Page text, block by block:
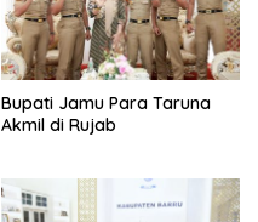
Bupati Jamu Para Taruna
Akmil di Rujab